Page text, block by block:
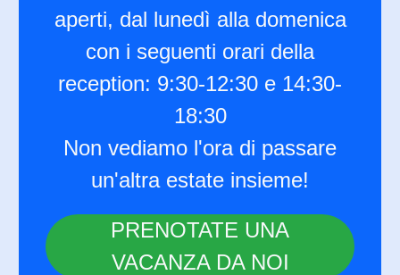
aperti, dal lunedì alla domenica
con i seguenti orari della
reception: 9:30-12:30 e 14:30-
18:30
Non vediamo l'ora di passare
un'altra estate insieme!
PRENOTATE UNA
VACANZA DA NOI